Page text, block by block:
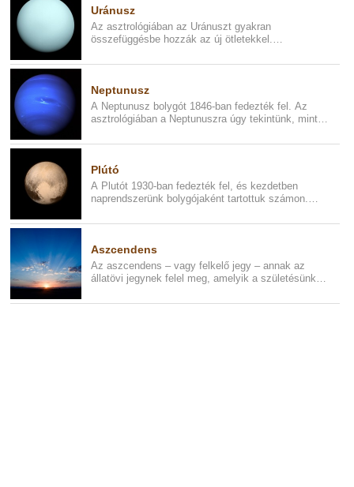
Uránusz
Az asztrológiában az Uránuszt gyakran
összefüggésbe hozzák az új ötletekkel.
Neptunusz
A Neptunusz bolygót 1846-ban fedezték fel. Az
asztrológiában a Neptunuszra úgy tekintünk, mint a
Plútó
A Plutót 1930-ban fedezték fel, és kezdetben
naprendszerünk bolygójaként tartottuk számon.
Aszcendens
Az aszcendens – vagy felkelő jegy – annak az
állatövi jegynek felel meg, amelyik a születésünk